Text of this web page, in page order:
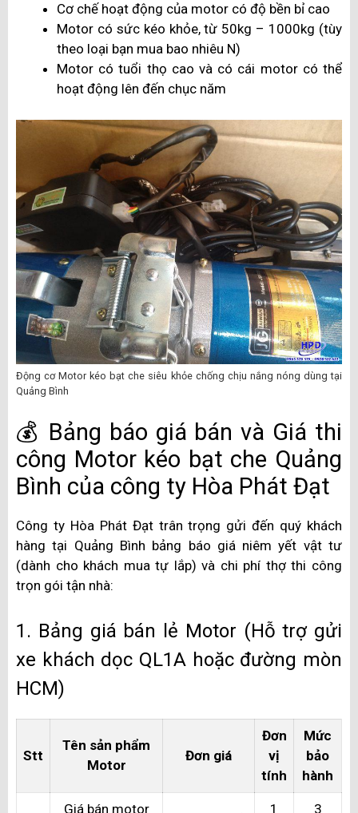
Cơ chế hoạt động của motor có độ bền bỉ cao
Motor có sức kéo khỏe, từ 50kg – 1000kg (tùy
theo loại bạn mua bao nhiêu N)
Motor có tuổi thọ cao và có cái motor có thể
hoạt động lên đến chục năm
Động cơ Motor kéo bạt che siêu khỏe chống chịu nắng nóng dùng tại
Quảng Bình
💰 Bảng báo giá bán và Giá thi
công Motor kéo bạt che Quảng
Bình của công ty Hòa Phát Đạt
Công ty Hòa Phát Đạt trân trọng gửi đến quý khách
hàng tại Quảng Bình bảng báo giá niêm yết vật tư
(dành cho khách mua tự lắp) và chi phí thợ thi công
trọn gói tận nhà:
1. Bảng giá bán lẻ Motor (Hỗ trợ gửi
xe khách dọc QL1A hoặc đường mòn
HCM)
Stt
Tên sản phẩm
Motor
Đơn giá
Đơn
vị
tính
Mức
bảo
hành
Giá bán motor
1
3